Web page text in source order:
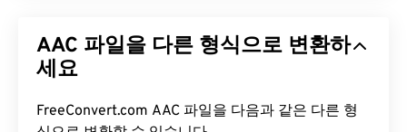
AAC 파일을 다른 형식으로 변환하
세요
FreeConvert.com AAC 파일을 다음과 같은 다른 형